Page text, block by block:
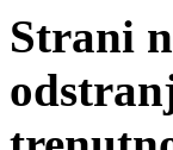
Strani